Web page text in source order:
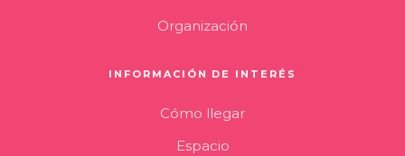
Organización
INFORMACIÓN DE INTERÉS
Cómo llegar
Espacio